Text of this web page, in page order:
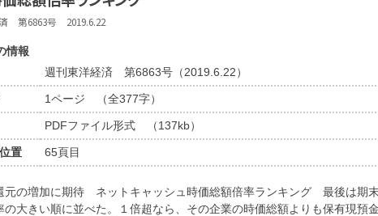
第6863号 2019.6.22
情報
週刊東洋経済 第6863号（2019.6.22）
1ページ （全377字）
PDFファイル形式 （137kb）
置 65頁目
元の増加に期待 ネットキャッシュ時価総額倍率ランキング 最後は期
の大きい順に並べた。１倍超なら、その企業の時価総額よりも保有現預